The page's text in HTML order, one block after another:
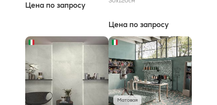
Цена по запросу
Цена по запросу
Матовая